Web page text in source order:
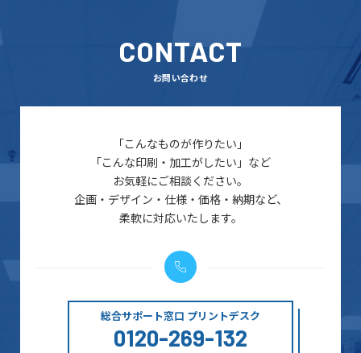
CONTACT
お問い合わせ
「こんなものが作りたい」
「こんな印刷・加工がしたい」など
お気軽にご相談ください。
企画・デザイン・仕様・価格・納期など、
柔軟に対応いたします。
総合サポート窓口 プリントデスク
0120-269-132